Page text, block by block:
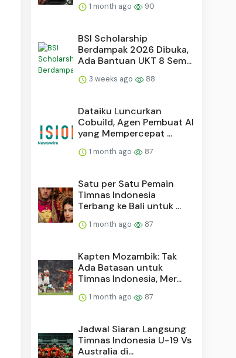
1 month ago 90
BSI Scholarship
Berdampak 2026 Dibuka,
Ada Bantuan UKT 8 Sem...
3 weeks ago 88
Dataiku Luncurkan
Cobuild, Agen Pembuat AI
yang Mempercepat ...
1 month ago 87
Satu per Satu Pemain
Timnas Indonesia
Terbang ke Bali untuk ...
1 month ago 87
Kapten Mozambik: Tak
Ada Batasan untuk
Timnas Indonesia, Mer...
1 month ago 87
Jadwal Siaran Langsung
Timnas Indonesia U-19 Vs
Australia di...